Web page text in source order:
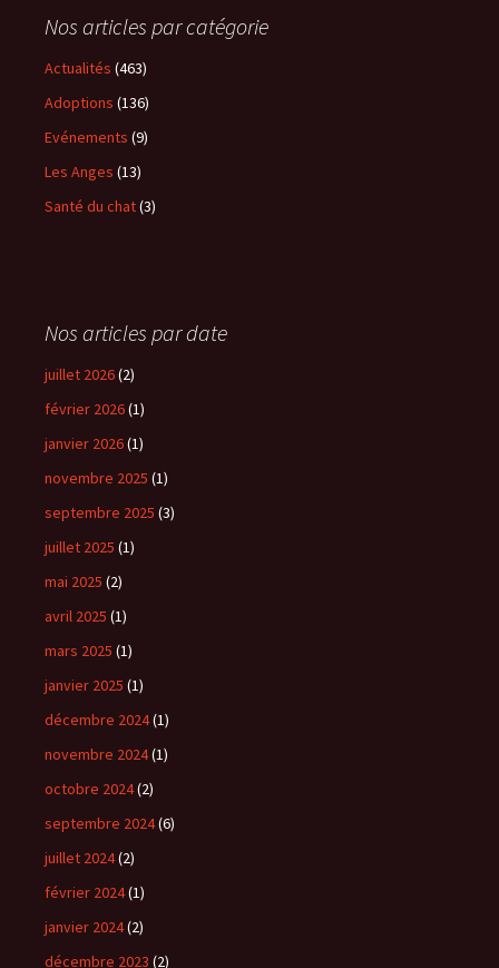
Nos articles par catégorie
Actualités (463)
Adoptions (136)
Evénements (9)
Les Anges (13)
Santé du chat(3)
Nos articles par date
juillet 2026(2)
février 2026(1)
janvier 2026(1)
novembre 2025 (1)
septembre 2025 (3)
juillet 2025 (1)
mai 2025 (2)
avril 2025 (1)
mars 2025 (1)
janvier 2025 (1)
décembre 2024(1)
novembre 2024(1)
octobre 2024(2)
septembre 2024(6)
juillet 2024(2)
février 2024(1)
janvier 2024(2)
décembre 2023 (2)